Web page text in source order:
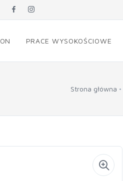
ON PRACE WYSOKOŚCIOWE
Strona główna